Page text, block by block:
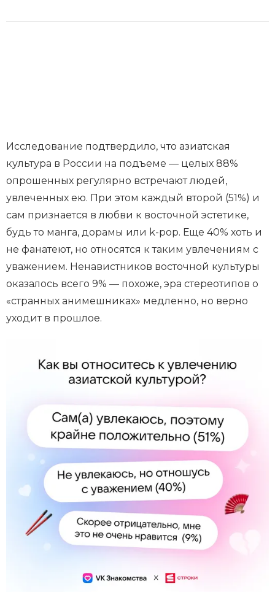
Исследование подтвердило, что азиатская
культура в России на подъеме — целых 88%
опрошенных регулярно встречают людей,
увлеченных ею. При этом каждый второй (51%) и
сам признается в любви к восточной эстетике,
будь то манга, дорамы или k-pop. Еще 40% хоть и
не фанатеют, но относятся к таким увлечениям с
уважением. Ненавистников восточной культуры
оказалось всего 9% — похоже, эра стереотипов о
«странных анимешниках» медленно, но верно
уходит в прошлое.